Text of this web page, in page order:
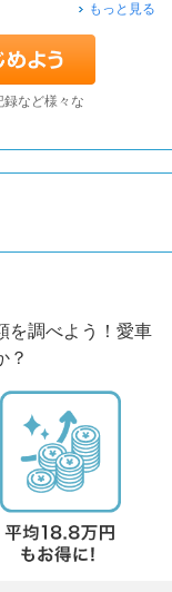
もっと見る
録など様々な
を調べよう！愛車
？